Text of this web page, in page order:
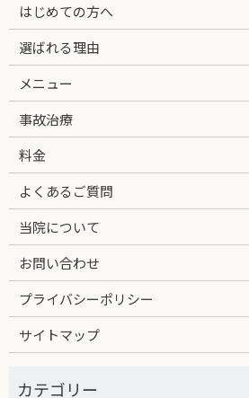
はじめての方へ
選ばれる理由
メニュー
事故治療
料金
よくあるご質問
当院について
お問い合わせ
プライバシーポリシー
サイトマップ